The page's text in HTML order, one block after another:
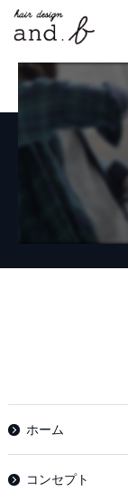
ホーム
コンセプト